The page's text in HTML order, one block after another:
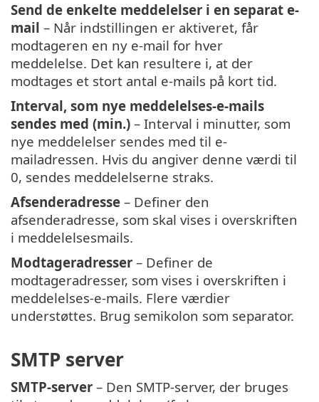
Send de enkelte meddelelser i en separat e-
mail – Når indstillingen er aktiveret, får
modtageren en ny e-mail for hver
meddelelse. Det kan resultere i, at der
modtages et stort antal e-mails på kort tid.
Interval, som nye meddelelses-e-mails
sendes med (min.) – Interval i minutter, som
nye meddelelser sendes med til e-
mailadressen. Hvis du angiver denne værdi til
0, sendes meddelelserne straks.
Afsenderadresse – Definer den
afsenderadresse, som skal vises i overskriften
i meddelelsesmails.
Modtageradresser – Definer de
modtageradresser, som vises i overskriften i
meddelelses-e-mails. Flere værdier
understøttes. Brug semikolon som separator.
SMTP server
SMTP-server – Den SMTP-server, der bruges